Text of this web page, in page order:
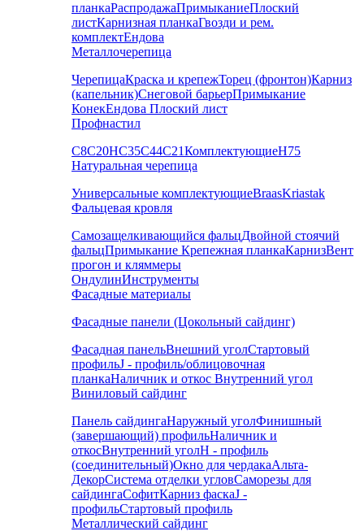
планкаРаспродажаПримыканиеПлоский
листКарнизная планкаГвозди и рем.
комплектЕндова
Металлочерепица
ЧерепицаКраска и крепежТорец (фронтон)Карниз
(капельник)Снеговой барьерПримыкание
КонекЕндова Плоский лист
Профнастил
С8С20НС35С44С21КомплектующиеН75
Натуральная черепица
Универсальные комплектующиеBraasKriastak
Фальцевая кровля
Самозащелкивающийся фальцДвойной стоячий
фальцПримыкание Крепежная планкаКарнизВент
прогон и кляммеры
ОндулинИнструменты
Фасадные материалы
Фасадные панели (Цокольный сайдинг)
Фасадная панельВнешний уголСтартовый
профильJ - профиль/облицовочная
планкаНаличник и откос Внутренний угол
Виниловый сайдинг
Панель сайдингаНаружный уголФинишный
(завершающий) профильНаличник и
откосВнутренний уголH - профиль
(соединительный)Окно для чердакаАльта-
ДекорСистема отделки угловСаморезы для
сайдингаСофитКарниз фаскаJ -
профильСтартовый профиль
Металлический сайдинг